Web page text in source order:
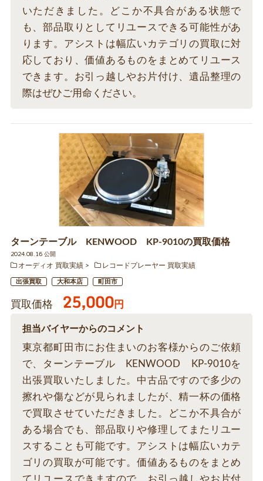
いただきました。どこか不具合がある状態で
も、部品取りとしてリユースできる可能性があ
ります。アシストは幅広いカテゴリの買取に対
応しており、価値あるものをまとめてリユース
できます。お引っ越しやお片付け、遺品整理の
際はぜひご用命ください。
ターンテーブル KENWOOD KP-9010の買取価格
2024.08.16 公開
オーディオ 買取実績
レコードプレーヤー 買取実績
出張買取 大和本店 町田市
買取価格 25,000円
担当バイヤーからのコメント
東京都町田市にお住まいのお客様からのご依頼
で、ターンテーブル KENWOOD KP-9010を
出張買取いたしました。中古品ですので多少の
擦れや傷などが見られましたが、精一杯の価格
で買取させていただきました。どこか不具合が
ある場合でも、部品取りや修理してまたリユー
スすることも可能です。アシストは幅広いカテ
ゴリの買取が可能です。価値あるものをまとめ
てリユースできますので、お引っ越しやお片付